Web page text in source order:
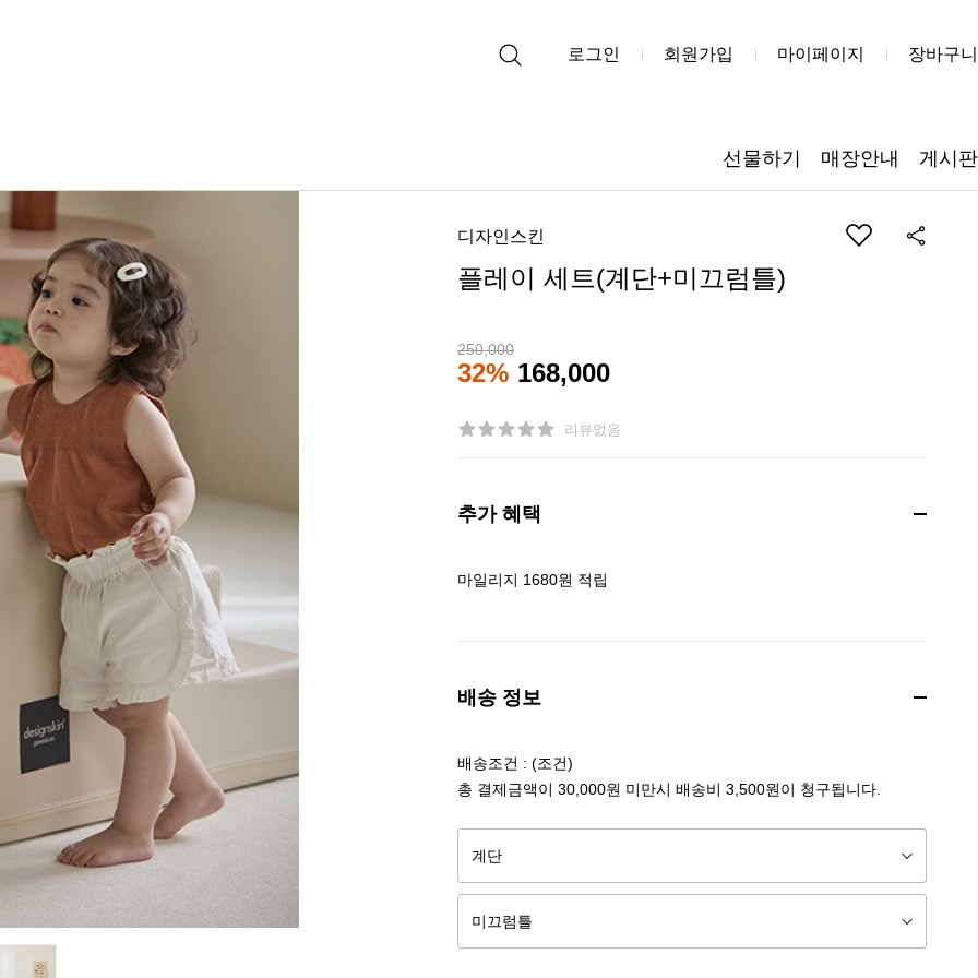
로그인 회원가입 마이페이지 장바구니
선물하기 매장안내 게시판
디자인스킨
플레이 세트(계단+미끄럼틀)
250,000
32% 168,000
리뷰없음
추가 혜택
마일리지 1680원 적립
배송 정보
배송조건 : (조건)
총 결제금액이 30,000원 미만시 배송비 3,500원이 청구됩니다.